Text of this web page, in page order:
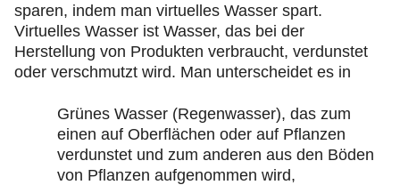
sparen, indem man virtuelles Wasser spart.
Virtuelles Wasser ist Wasser, das bei der
Herstellung von Produkten verbraucht, verdunstet
oder verschmutzt wird. Man unterscheidet es in
Grünes Wasser (Regenwasser), das zum
einen auf Oberflächen oder auf Pflanzen
verdunstet und zum anderen aus den Böden
von Pflanzen aufgenommen wird,